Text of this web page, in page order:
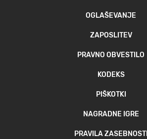
OGLAŠEVANJE
ZAPOSLITEV
PRAVNO OBVESTILO
KODEKS
PIŠKOTKI
NAGRADNE IGRE
PRAVILA ZASEBNOSTI